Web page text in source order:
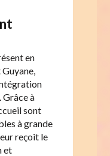
en
Grâce à
sont
à grande
reçoit le
et